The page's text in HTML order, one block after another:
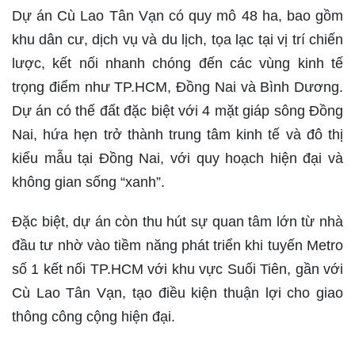
Dự án Cù Lao Tân Vạn có quy mô 48 ha, bao gồm
khu dân cư, dịch vụ và du lịch, tọa lạc tại vị trí chiến
lược, kết nối nhanh chóng đến các vùng kinh tế
trọng điểm như TP.HCM, Đồng Nai và Bình Dương.
Dự án có thế đất đặc biệt với 4 mặt giáp sông Đồng
Nai, hứa hẹn trở thành trung tâm kinh tế và đô thị
kiểu mẫu tại Đồng Nai, với quy hoạch hiện đại và
không gian sống “xanh”.
Đặc biệt, dự án còn thu hút sự quan tâm lớn từ nhà
đầu tư nhờ vào tiềm năng phát triển khi tuyến Metro
số 1 kết nối TP.HCM với khu vực Suối Tiên, gần với
Cù Lao Tân Vạn, tạo điều kiện thuận lợi cho giao
thông công cộng hiện đại.